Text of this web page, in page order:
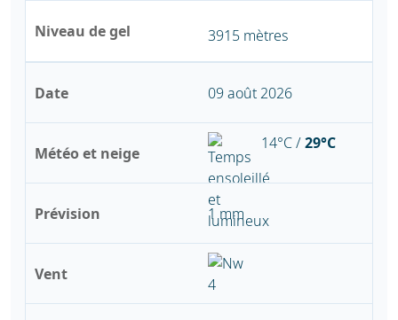
Niveau de gel 3915 mètres
Date
Météo et neige
Prévision
Vent
09 août 2026
14°C /29°C
1 mm